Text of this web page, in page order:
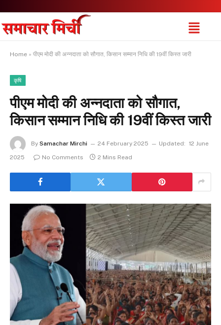
Home » पीएम मोदी की अन्नदाता को सौगात, किसान सम्मान निधि की 19वीं किस्त जारी
कृषि
पीएम मोदी की अन्नदाता को सौगात,
किसान सम्मान निधि की 19वीं किस्त जारी
By Samachar Mirchi 24 February 2025 Updated: 12 June
2025
No Comments 2 Mins Read